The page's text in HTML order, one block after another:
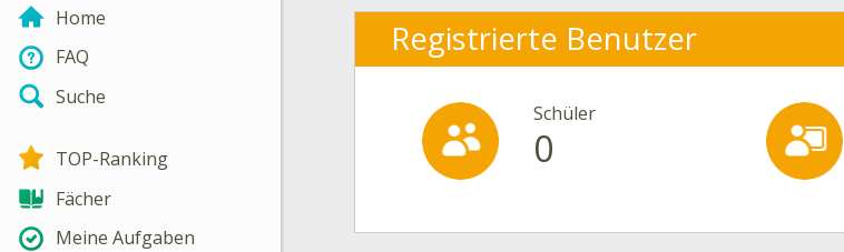
Home
FAQ
Suche
TOP-Ranking
Fächer
Meine Aufgaben
Registrierte Benutzer
Schüler
0